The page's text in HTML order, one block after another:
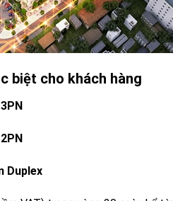
biệt cho khách hàng
Duplex